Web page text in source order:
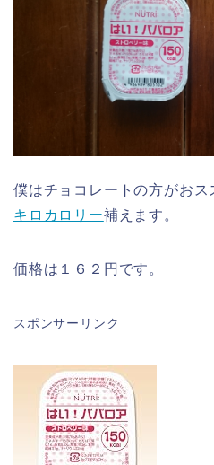
僕はチョコレートの方がおス
キロカロリー補えます。
価格は１６２円です。
スポンサーリンク